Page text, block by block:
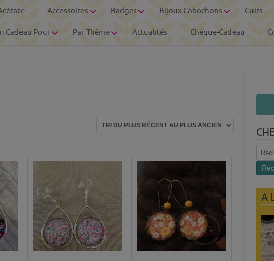
Accessoires Badges Bijoux Cabochons Cuirs
Cadeau Pour Par Thème Actualités Chèque-Cadeau
pour :
A